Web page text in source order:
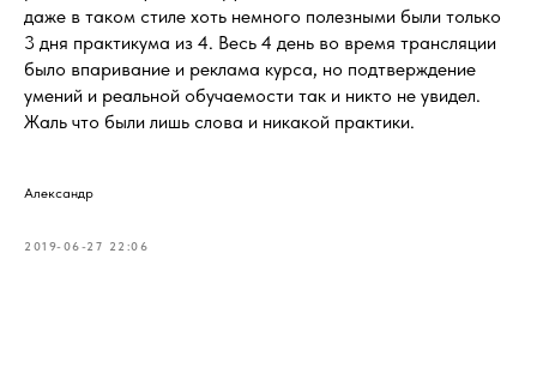
даже в таком стиле хоть немного полезными были только
3 дня практикума из 4. Весь 4 день во время трансляции
было впаривание и реклама курса, но подтверждение
умений и реальной обучаемости так и никто не увидел.
Жаль что были лишь слова и никакой практики.
Александр
2019-06-27 22:06